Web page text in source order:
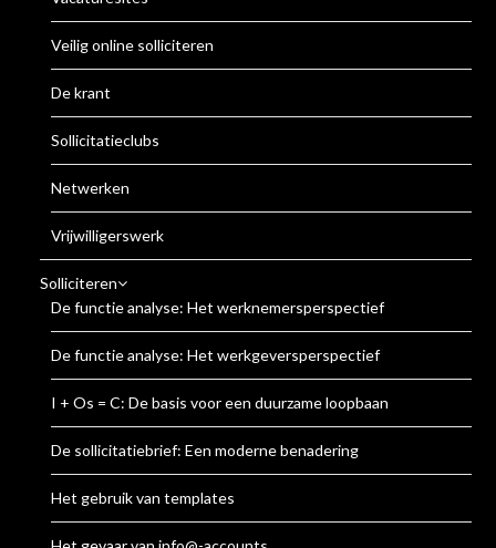
Veilig online solliciteren
De krant
Sollicitatieclubs
Netwerken
Vrijwilligerswerk
Solliciteren
De functie analyse: Het werknemersperspectief
De functie analyse: Het werkgeversperspectief
I + Os = C: De basis voor een duurzame loopbaan
De sollicitatiebrief: Een moderne benadering
Het gebruik van templates